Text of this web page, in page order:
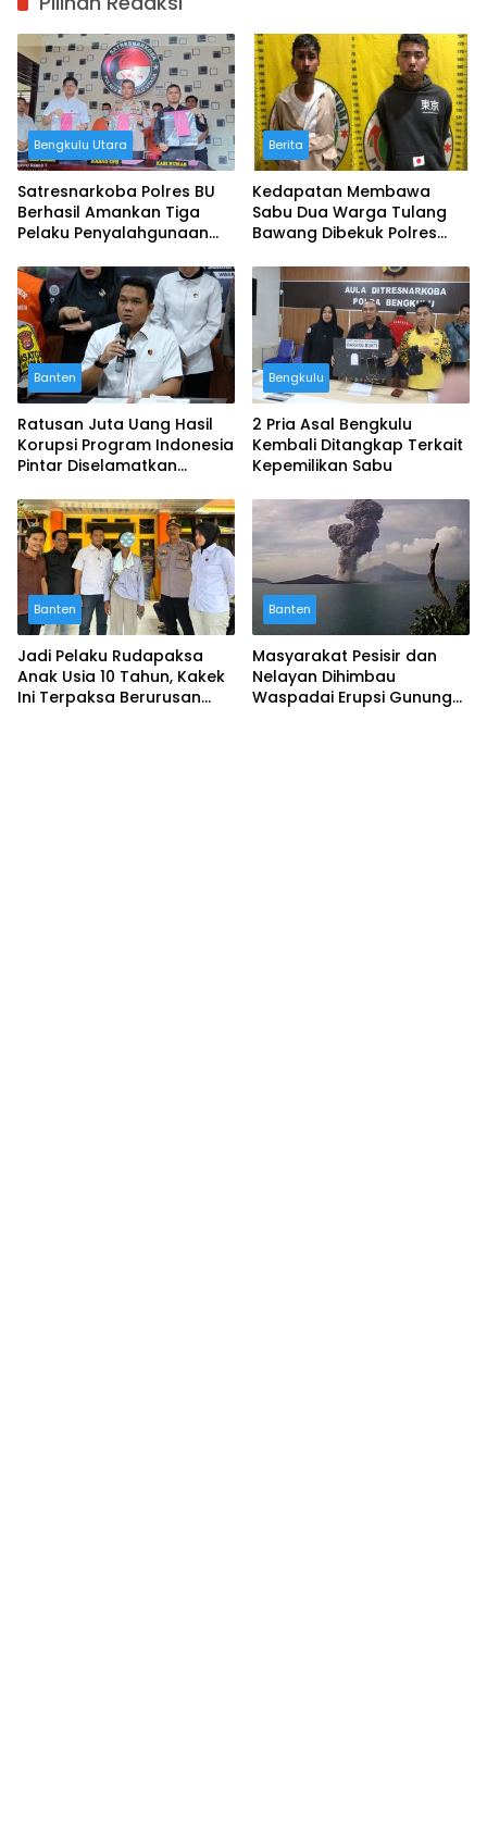
Bengkulu Utara
Satresnarkoba Polres BU
Berhasil Amankan Tiga
Pelaku Penyalahgunaan
Berita
Kedapatan Membawa
Sabu Dua Warga Tulang
Bawang Dibekuk Polres
Banten
Ratusan Juta Uang Hasil
Korupsi Program Indonesia
Pintar Diselamatkan
Bengkulu
2 Pria Asal Bengkulu
Kembali Ditangkap Terkait
Kepemilikan Sabu
Banten
Jadi Pelaku Rudapaksa
Anak Usia 10 Tahun, Kakek
Ini Terpaksa Berurusan
Banten
Masyarakat Pesisir dan
Nelayan Dihimbau
Waspadai Erupsi Gunung